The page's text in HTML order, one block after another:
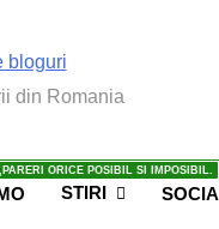
din Romania
ORICE POSIBIL SI IMPOSIBIL.
STIRI